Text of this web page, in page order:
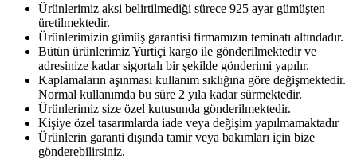
Ürünlerimiz aksi belirtilmediği sürece 925 ayar gümüşten
üretilmektedir.
Ürünlerimizin gümüş garantisi firmamızın teminatı altındadır.
Bütün ürünlerimiz Yurtiçi kargo ile gönderilmektedir ve
adresinize kadar sigortalı bir şekilde gönderimi yapılır.
Kaplamaların aşınması kullanım sıklığına göre değişmektedir.
Normal kullanımda bu süre 2 yıla kadar sürmektedir.
Ürünlerimiz size özel kutusunda gönderilmektedir.
Kişiye özel tasarımlarda iade veya değişim yapılmamaktadır
Ürünlerin garanti dışında tamir veya bakımları için bize
gönderebilirsiniz.